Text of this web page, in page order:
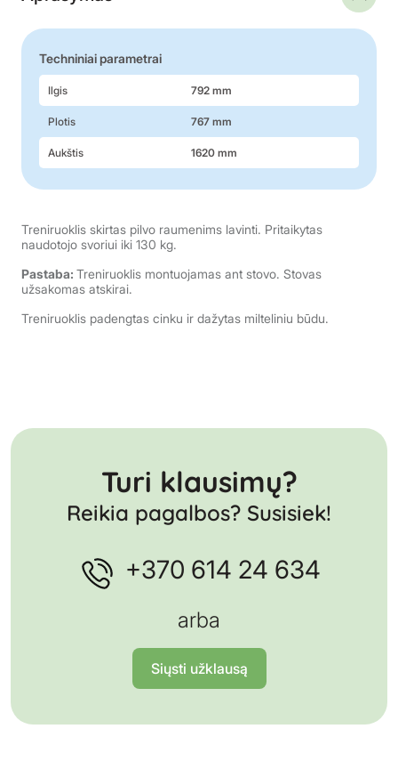
Techniniai parametrai
Ilgis 792 mm
Plotis 767 mm
Aukštis 1620 mm
Treniruoklis skirtas pilvo raumenims lavinti. Pritaikytas
naudotojo svoriui iki 130 kg.
Pastaba: Treniruoklis montuojamas ant stovo. Stovas
užsakomas atskirai.
Treniruoklis padengtas cinku ir dažytas milteliniu būdu.
Turi klausimų?
Reikia pagalbos? Susisiek!
+370 614 24 634
arba
Siųsti užklausą